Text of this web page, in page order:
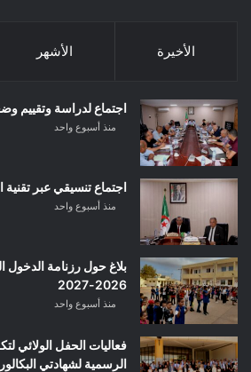
الأخيرة الأشهر
اجتماع لدراسة وتقييم
منذ أسبوع واحد
اجتماع تنسيقي عبر
منذ أسبوع واحد
بلاغ حول رزنامة الدخول
2026-2027
منذ أسبوع واحد
فعاليات الحفل الولائي
الرسمية لشهادتي